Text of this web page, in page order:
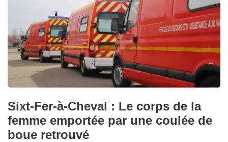
Sixt-Fer-à-Cheval : Le corps de la
femme emportée par une coulée de
boue retrouvé